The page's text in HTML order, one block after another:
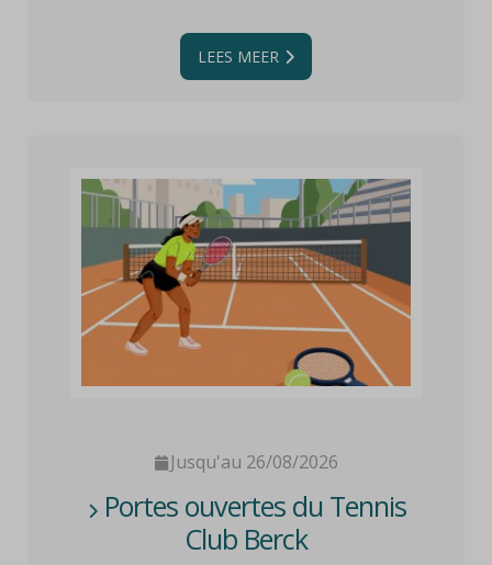
LEES MEER
Jusqu'au 26/08/2026
Portes ouvertes du Tennis
Club Berck